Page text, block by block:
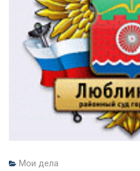
Мои дела